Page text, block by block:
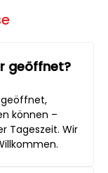
geöffnet?
geöffnet,
können –
Tageszeit. Wir